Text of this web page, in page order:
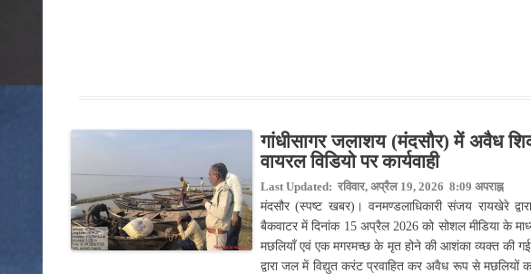
गांधीसागर जलाशय (मंदसौर) में अवैध
वायरल विडियो पर कार्यवाही
Last Updated: रविवार, अप्रैल 19, 2026 8:09 अपराह्न
मंदसौर (स्पष्ट खबर)। वनमण्डलाधिकारी संजय रायखेरे
बैकवाटर में दिनांक 15 अप्रैल 2026 को सोशल मीडिया के
मछलियाँ एवं एक मगरमच्छ के मृत होने की आशंका व्यक्त की गई
द्वारा जल में विद्युत करंट प्रवाहित कर अवैध रूप से मछलियों